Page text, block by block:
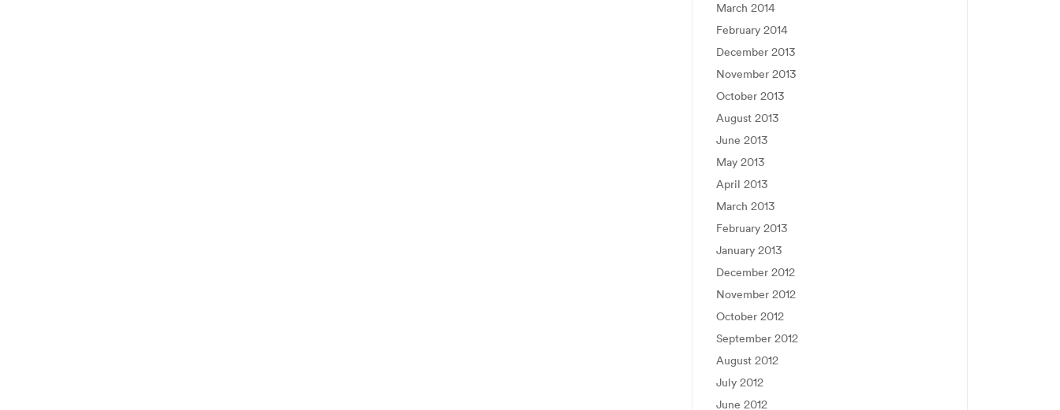
March 2014
February 2014
December 2013
November 2013
October 2013
August 2013
June 2013
May 2013
April 2013
March 2013
February 2013
January 2013
December 2012
November 2012
October 2012
September 2012
August 2012
July 2012
June 2012